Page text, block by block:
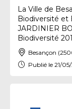
La Ville de
Biodiversité et
JARDINIER
Biodiversité
Besançon
Publié le 21/